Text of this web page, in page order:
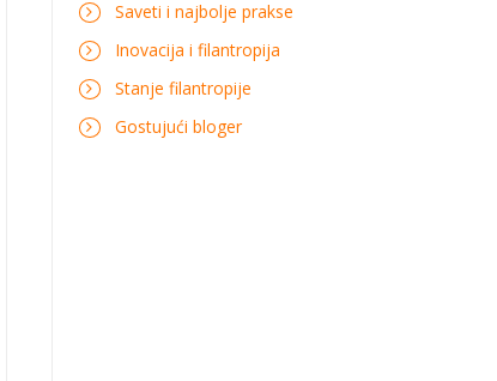
Saveti i najbolje prakse
Inovacija i filantropija
Stanje filantropije
Gostujući bloger